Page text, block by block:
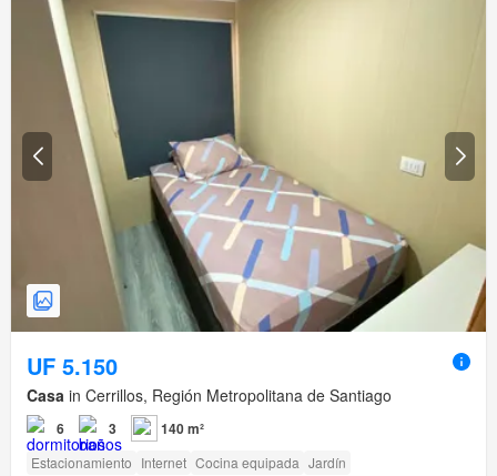
UF 5.150
Casa in Cerrillos, Región Metropolitana de Santiago
6 3 140 m²
Estacionamiento Internet Cocina equipada Jardín